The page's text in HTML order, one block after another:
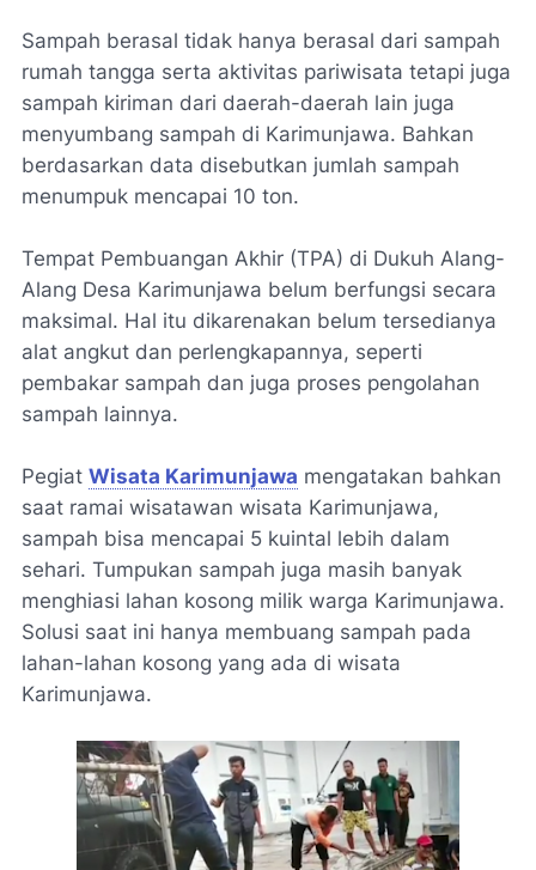
Sampah berasal tidak hanya berasal dari sampah
rumah tangga serta aktivitas pariwisata tetapi juga
sampah kiriman dari daerah-daerah lain juga
menyumbang sampah di Karimunjawa. Bahkan
berdasarkan data disebutkan jumlah sampah
menumpuk mencapai 10 ton.
Tempat Pembuangan Akhir (TPA) di Dukuh Alang-
Alang Desa Karimunjawa belum berfungsi secara
maksimal. Hal itu dikarenakan belum tersedianya
alat angkut dan perlengkapannya, seperti
pembakar sampah dan juga proses pengolahan
sampah lainnya.
Pegiat Wisata Karimunjawa mengatakan bahkan
saat ramai wisatawan wisata Karimunjawa,
sampah bisa mencapai 5 kuintal lebih dalam
sehari. Tumpukan sampah juga masih banyak
menghiasi lahan kosong milik warga Karimunjawa.
Solusi saat ini hanya membuang sampah pada
lahan-lahan kosong yang ada di wisata
Karimunjawa.